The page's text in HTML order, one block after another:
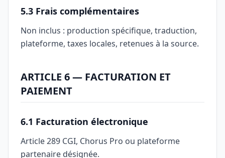
5.3 Frais complémentaires
Non inclus : production spécifique, traduction,
plateforme, taxes locales, retenues à la source.
ARTICLE 6 — FACTURATION ET
PAIEMENT
6.1 Facturation électronique
Article 289 CGI, Chorus Pro ou plateforme
partenaire désignée.